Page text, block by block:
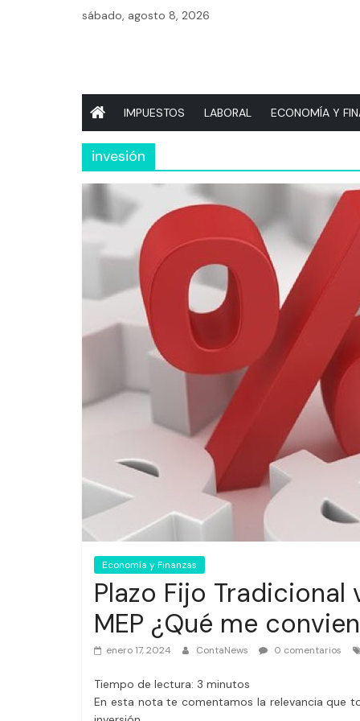
sábado, agosto 8, 2026
ContaNews
Impuestos,
Economía
Contabilidad
IMPUESTOS LABORAL ECONOMÍA Y
invesión
Economía y Finanzas
Plazo Fijo Tradicional
MEP ¿Qué me
enero 17, 2024 ContaNews 0 comentarios
Tiempo de lectura: 3 minutos
En esta nota te comentamos la relevancia que